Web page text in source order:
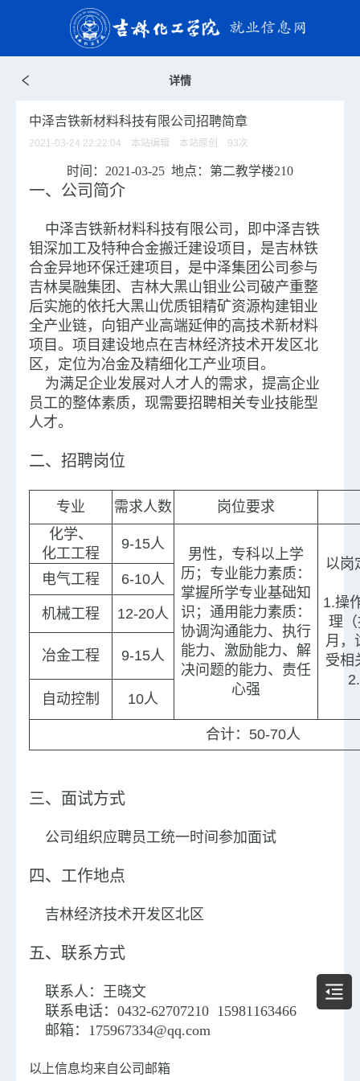
详情
中泽吉铁新材料科技有限公司招聘简章
2021-03-24 22:22:04 本站编辑 本站原创 93次
时间：2021-03-25 地点：第二教学楼210
一、公司简介
中泽吉铁新材料科技有限公司，即中泽吉铁
钼深加工及特种合金搬迁建设项目，是吉林铁
合金异地环保迁建项目，是中泽集团公司参与
吉林昊融集团、吉林大黑山钼业公司破产重整
后实施的依托大黑山优质钼精矿资源构建钼业
全产业链，向钼产业高端延伸的高技术新材料
项目。项目建设地点在吉林经济技术开发区北
区，定位为冶金及精细化工产业项目。
为满足企业发展对人才人的需求，提高企业
员工的整体素质，现需要招聘相关专业技能型
人才。
二、招聘岗位
专业 需求人数
岗位要求
化学、
化工工程
9-15人
男性，专科以上学
历；专业能力素质：
掌握所学专业基础知
识；通用能力素质：
协调沟通能力、执行
能力、激励能力、解
决问题的能力、责任
心强
以岗
1.操
理
月，
受相
电气工程 6-10人
机械工程 12-20人
冶金工程 9-15人
自动控制 10人
合计：50-70人
三、面试方式
公司组织应聘员工统一时间参加面试
四、工作地点
吉林经济技术开发区北区
五、联系方式
联系人：王晓文
联系电话：0432-62707210 15981163466
邮箱：175967334@qq.com
以上信息均来自公司邮箱